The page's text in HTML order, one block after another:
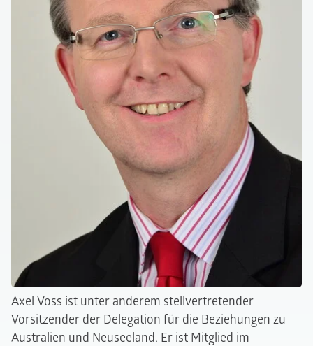
Axel Voss ist unter anderem stellvertretender
Vorsitzender der Delegation für die Beziehungen zu
Australien und Neuseeland. Er ist Mitglied im